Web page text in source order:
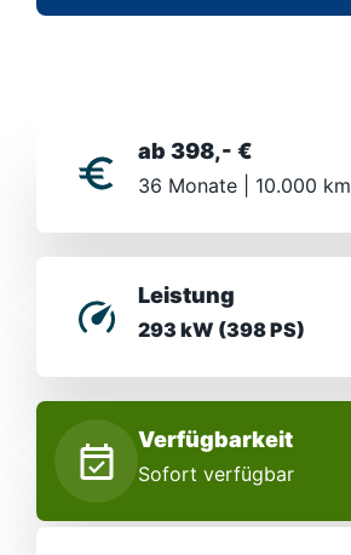
ab 398,- €
36 Monate | 10.000 km
Leistung
293 kW (398 PS)
Verfügbarkeit
Sofort verfügbar